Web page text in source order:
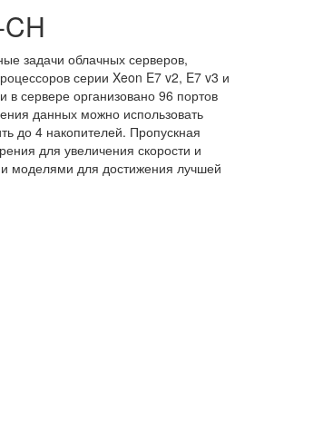
задачи облачных серверов,
серии Xeon E7 v2, E7 v3 и
сервере организовано 96 портов
данных можно использовать
до 4 накопителей. Пропускная
для увеличения скорости и
моделями для достижения лучшей